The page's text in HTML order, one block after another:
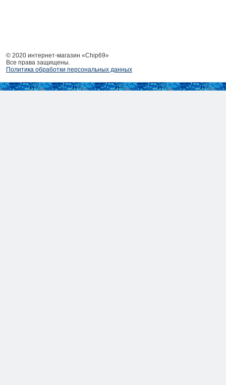
© 2020 интернет-магазин «Chip69»
Все права защищены.
Политика обработки персональных данных